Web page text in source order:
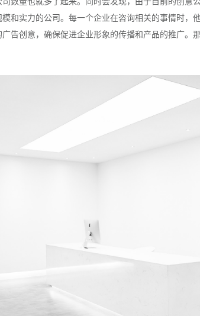
和实力的公司。每一个企业在咨询相关的事情时，
告创意，确保促进企业形象的传播和产品的推广。